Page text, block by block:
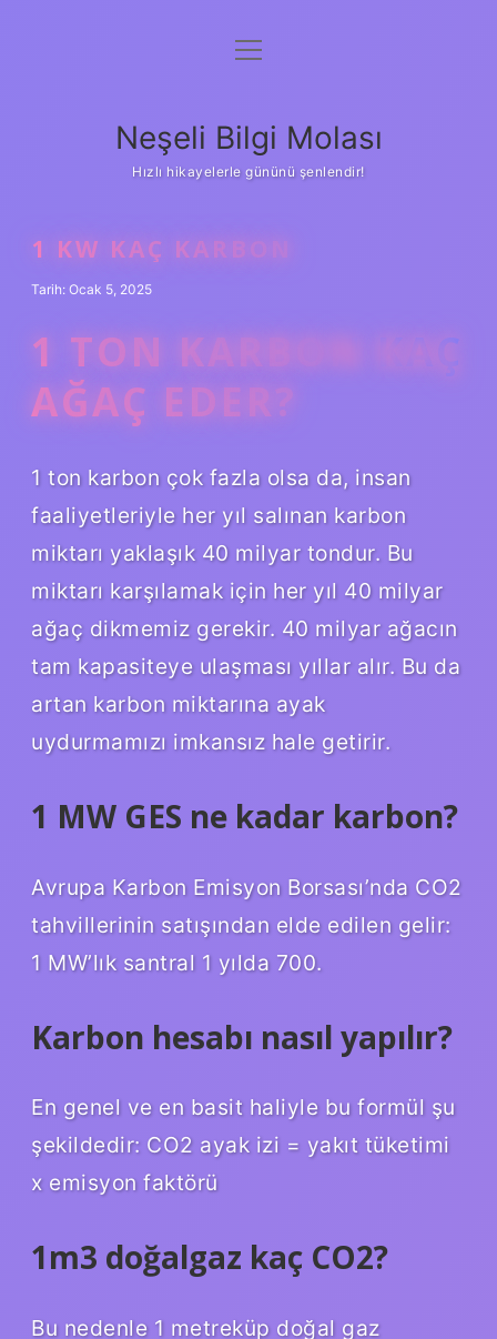
Anasayfa
Yasal Uyarı
menüyü
Neşeli Bilgi Molası
Hızlı hikayelerle gününü şenlendir!
1 KW KAÇ KARBON
Tarih: Ocak 5, 2025
1 TON KARBON KAÇ
AĞAÇ EDER?
1 ton karbon çok fazla olsa da, insan
faaliyetleriyle her yıl salınan karbon
miktarı yaklaşık 40 milyar tondur. Bu
miktarı karşılamak için her yıl 40 milyar
ağaç dikmemiz gerekir. 40 milyar ağacın
tam kapasiteye ulaşması yıllar alır. Bu da
artan karbon miktarına ayak
uydurmamızı imkansız hale getirir.
1 MW GES ne kadar karbon?
Avrupa Karbon Emisyon Borsası’nda CO2
tahvillerinin satışından elde edilen gelir:
1 MW’lık santral 1 yılda 700.
Karbon hesabı nasıl yapılır?
En genel ve en basit haliyle bu formül şu
şekildedir: CO2 ayak izi = yakıt tüketimi
x emisyon faktörü
1m3 doğalgaz kaç CO2?
Bu nedenle 1 metreküp doğal gaz